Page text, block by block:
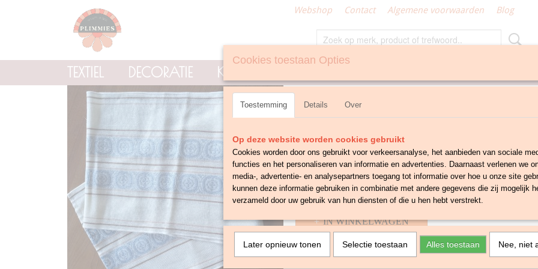
Webshop Contact Algemene voorwaarden Blog
TEXTIEL DECORATIE KNOPEN
Tafelloper crème met blauw
✓ Op voorraad- Levertijd 1-3 werkdagen
Aantal
IN WINKELWAGEN
Omschrijving
Cookies toestaan Opties
Toestemming Details Over
Op deze website worden cookies gebruikt
Cookies worden door ons gebruikt voor verkeersanalyse, het aanbieden van sociale
functies en het personaliseren van informatie en advertenties. Daarnaast verlenen we
media-, advertentie- en analysepartners toegang tot informatie over hoe u onze site
kunnen deze informatie gebruiken in combinatie met andere gegevens die zij mogelijk
verzameld door uw gebruik van hun diensten of die u hen hebt verstrekt.
Later opnieuw tonen Selectie toestaan Alles toestaan Nee, niet